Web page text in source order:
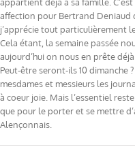
affection pour Bertrand Deniaud
j’apprécie tout particulièrement
Cela étant, la semaine passée
aujourd’hui on nous en prête
Peut-être seront-ils 10 dimanche
mesdames et messieurs les
à coeur joie. Mais l’essentiel
que pour le porter et se mettre
Alençonnais.